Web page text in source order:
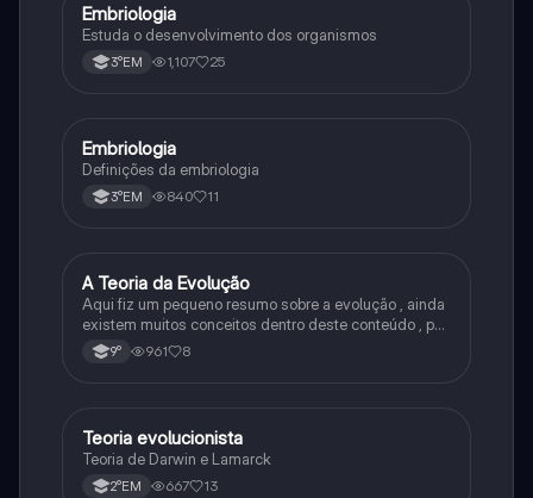
Biologia
Embriologia
Estuda o desenvolvimento dos organismos
3°EM 1,107 25
Biologia
Embriologia
Definições da embriologia
3°EM 840 11
Biologia
A Teoria da Evolução
Aqui fiz um pequeno resumo sobre a evolução , ainda
existem muitos conceitos dentro deste conteúdo , por
isso sempre é bom procurar por mais fontes e
algumas questões para se resolver e fixar melhor.
9° 961 8
Biologia
Teoria evolucionista
Teoria de Darwin e Lamarck
2°EM 667 13